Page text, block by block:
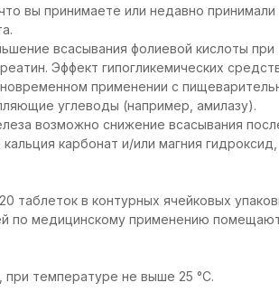
вы принимаете или недавно принимали
всасывания фолиевой кислоты при
Эффект гипогликемических
применении с
углеводы (например, амилазу).
возможно снижение всасывания
карбонат и/или магния гидроксид,
в контурных ячейковых
по медицинскому применению
температуре не выше 25 °С.